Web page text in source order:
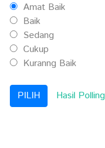
Amat Baik
Baik
Sedang
Cukup
Kuranng Baik
Hasil Polling